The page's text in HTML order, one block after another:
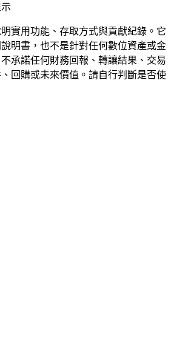
實用功能、存取方式與貢獻紀錄。它
明書，也不是針對任何數位資產或金
承諾任何財務回報、轉讓結果、交易
回購或未來價值。請自行判斷是否使